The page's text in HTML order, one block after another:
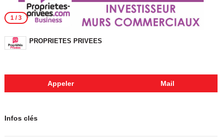
1/ 3
PROPRIETES PRIVEES
Appeler Mail
Infos clés